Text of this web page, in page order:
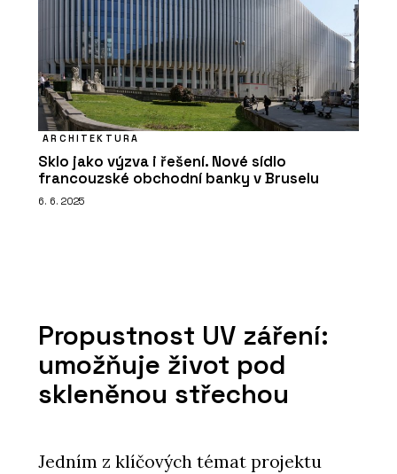
ARCHITEKTURA
Sklo jako výzva i řešení. Nové sídlo
francouzské obchodní banky v Bruselu
6. 6. 2025
Propustnost UV záření:
umožňuje život pod
skleněnou střechou
Jedním z klíčových témat projektu